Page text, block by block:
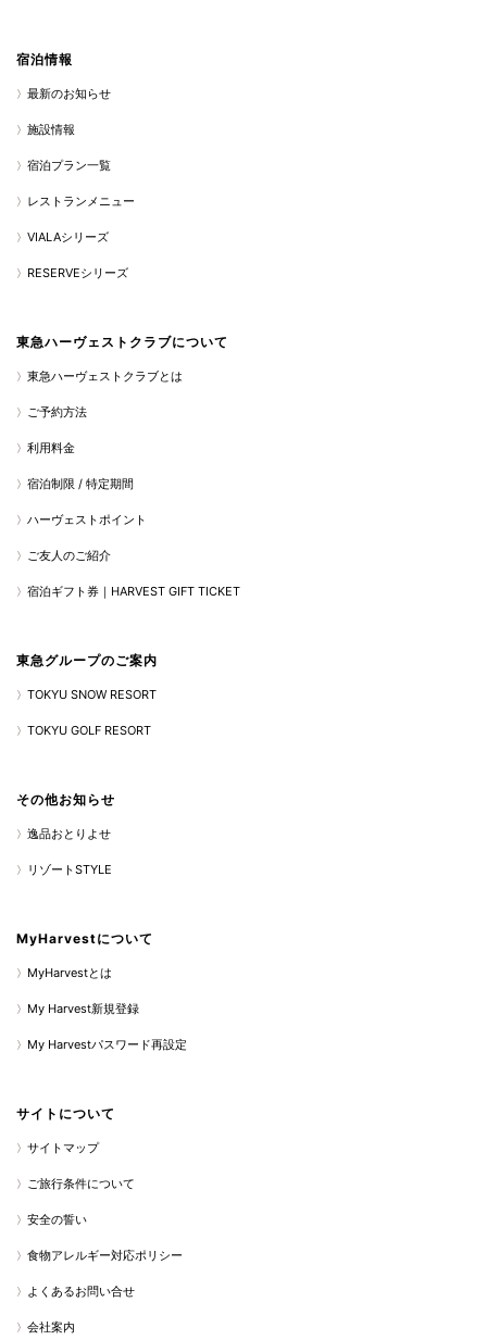
宿泊情報
最新のお知らせ
施設情報
宿泊プラン一覧
レストランメニュー
VIALAシリーズ
RESERVEシリーズ
東急ハーヴェストクラブについて
東急ハーヴェストクラブとは
ご予約方法
利用料金
宿泊制限 / 特定期間
ハーヴェストポイント
ご友人のご紹介
宿泊ギフト券｜HARVEST GIFT TICKET
東急グループのご案内
TOKYU SNOW RESORT
TOKYU GOLF RESORT
その他お知らせ
逸品おとりよせ
リゾートSTYLE
MyHarvestについて
MyHarvestとは
My Harvest新規登録
My Harvestパスワード再設定
サイトについて
サイトマップ
ご旅行条件について
安全の誓い
食物アレルギー対応ポリシー
よくあるお問い合せ
会社案内